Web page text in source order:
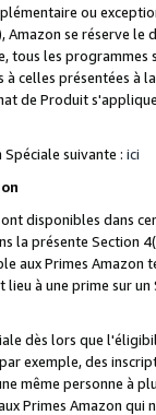
ou
Amazon se réserve
tous les
celles présentées à
de Produit
suivante : ici
disponibles dans
la présente Section
aux Primes Amazon
à une prime sur
dès lors que
exemple, des
même personne à
Primes Amazon qui